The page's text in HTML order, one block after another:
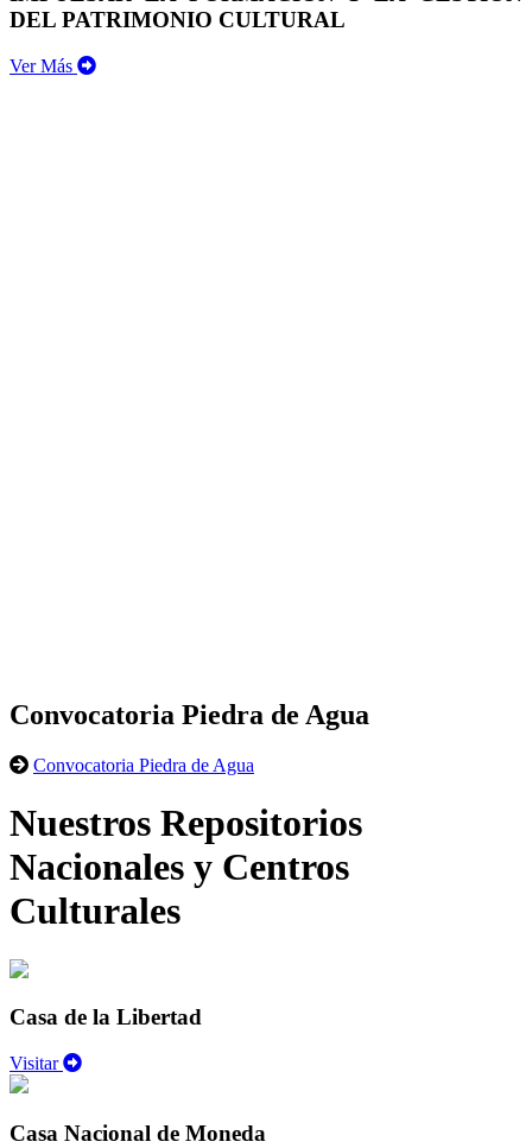
DEL PATRIMONIO CULTURAL
Ver Más
Convocatoria Piedra de Agua
Convocatoria Piedra de Agua
Nuestros Repositorios
Nacionales y Centros
Culturales
Casa de la Libertad
Visitar
Casa Nacional de Moneda